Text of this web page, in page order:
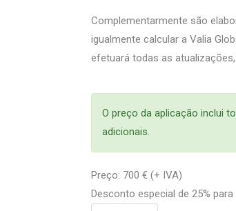
Complementarmente são
igualmente calcular a Valia
efetuará todas as
O preço da aplicação inclui
adicionais.
Preço: 700 € (+ IVA)
Desconto especial de 25%